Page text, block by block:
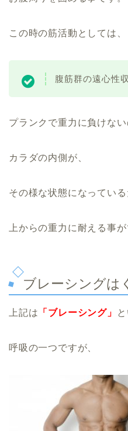
この時の筋活動としては、
腹筋群の遠心性
プランクで重力に負けない
カラダの内側が、
その様な状態になっている
上からの重力に耐える事が
ブレーシングは
上記は 「ブレーシング」
呼吸の一つですが、